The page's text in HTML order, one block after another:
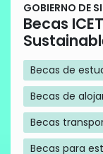
GOBIERNO DE
Becas
Becas de
Becas de
Becas
Becas para